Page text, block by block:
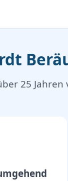
25 Jahren